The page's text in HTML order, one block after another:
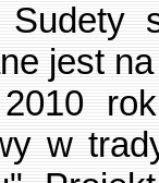
Sudety
jest
roku
w